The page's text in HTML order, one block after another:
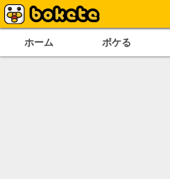
ホーム ボケる